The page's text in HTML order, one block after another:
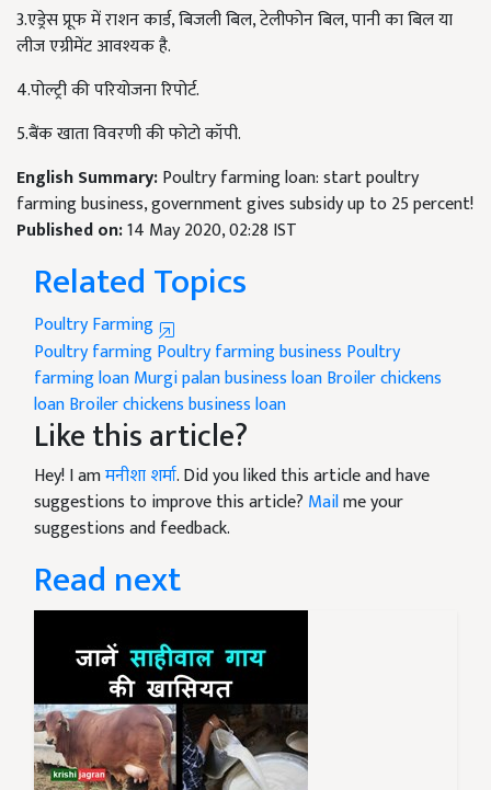
3.एड्रेस प्रूफ में राशन कार्ड, बिजली बिल, टेलीफोन बिल, पानी का बिल या
लीज एग्रीमेंट आवश्यक है.
4.पोल्ट्री की परियोजना रिपोर्ट.
5.बैंक खाता विवरणी की फोटो कॉपी.
English Summary:Poultry farming loan: start poultry
farming business, government gives subsidy up to 25 percent!
Published on:14 May 2020, 02:28 IST
Related Topics
Poultry Farming
Poultry farmingPoultry farming business Poultry
farming loanMurgi palan business loanBroiler chickens
loanBroiler chickens business loan
Like this article?
Hey! I amमनीशा शर्मा. Did you liked this article and have
suggestions to improve this article? Mailme your
suggestions and feedback.
Read next